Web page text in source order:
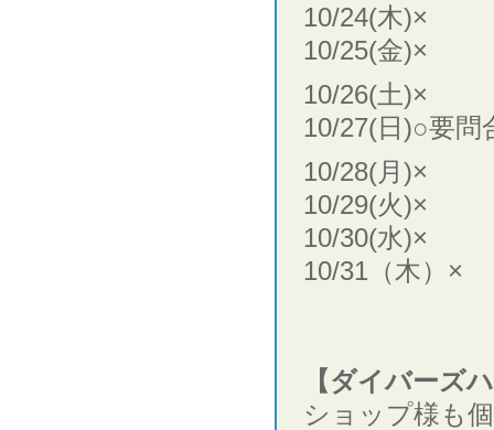
10/24(木)×
10/25(金)×
10/26(土)×
10/27(日)○要問
10/28(月)×
10/29(火)×
10/30(水)×
10/31（木）×
【ダイバーズ
ショップ様も